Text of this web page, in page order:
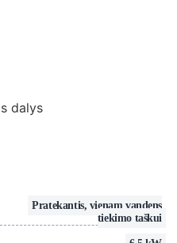
dalys
Pratekantis, vienam vandens
tiekimo taškui